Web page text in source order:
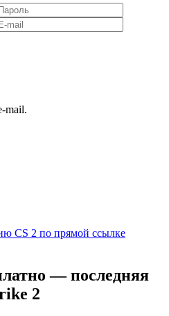
mail.
CS 2 по прямой ссылке
— последняя
2